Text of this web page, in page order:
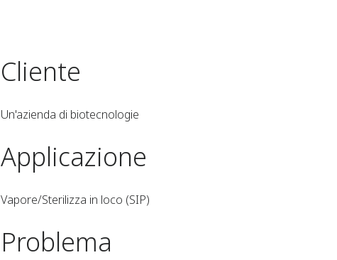
Cliente
Un'azienda di biotecnologie
Applicazione
Vapore/Sterilizza in loco (SIP)
Problema